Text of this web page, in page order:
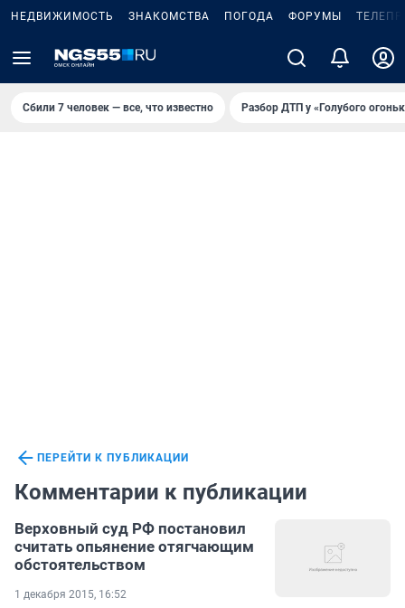
НЕДВИЖИМОСТЬ ЗНАКОМСТВА ПОГОДА ФОРУМЫ
Сбили 7 человек — все, что известно Разбор ДТП у «Голубого
ПЕРЕЙТИ К ПУБЛИКАЦИИ
Комментарии к публикации
Верховный суд РФ постановил
считать опьянение отягчающим
обстоятельством
1 декабря 2015, 16:52